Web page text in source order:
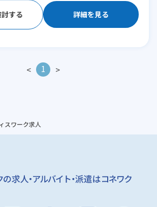
休憩1:00)
休憩1:00)
詳細を見る
< 1 >
スワーク求人